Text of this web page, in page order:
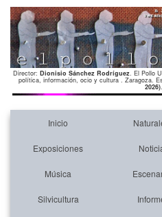
Director: Dionisio Sánchez Rodríguez. El Pollo
política, información, ocio y cultura . Zaragoza.
2026).
Inicio
Exposiciones
Música
Silvicultura